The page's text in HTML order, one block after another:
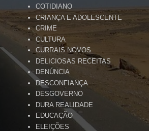
COTIDIANO
CRIANÇA E ADOLESCENTE
CRIME
CULTURA
CURRAIS NOVOS
DELICIOSAS RECEITAS
DENÚNCIA
DESCONFIANÇA
DESGOVERNO
DURA REALIDADE
EDUCAÇÃO
ELEIÇÕES